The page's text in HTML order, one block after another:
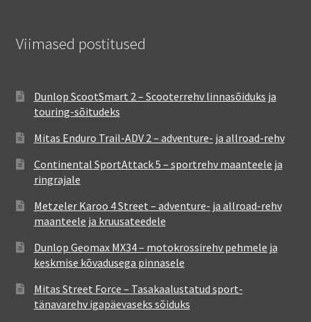
Viimased postitused
Dunlop ScootSmart 2 – Scooterrehv linnasõiduks ja
touring-sõitudeks
Mitas Enduro Trail-ADV 2 – adventure- ja allroad-rehv
Continental SportAttack 5 – sportrehv maanteele ja
ringrajale
Metzeler Karoo 4 Street – adventure- ja allroad-rehv
maanteele ja kruusateedele
Dunlop Geomax MX34 – motokrossirehv pehmele ja
keskmise kõvadusega pinnasele
Mitas Street Force – Tasakaalustatud sport-
tänavarehv igapäevaseks sõiduks